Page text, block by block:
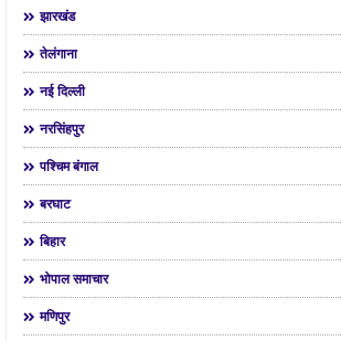
झारखंड
तेलंगाना
नई दिल्ली
नरसिंहपुर
पश्चिम बंगाल
बरघाट
बिहार
भोपाल समाचार
मणिपुर